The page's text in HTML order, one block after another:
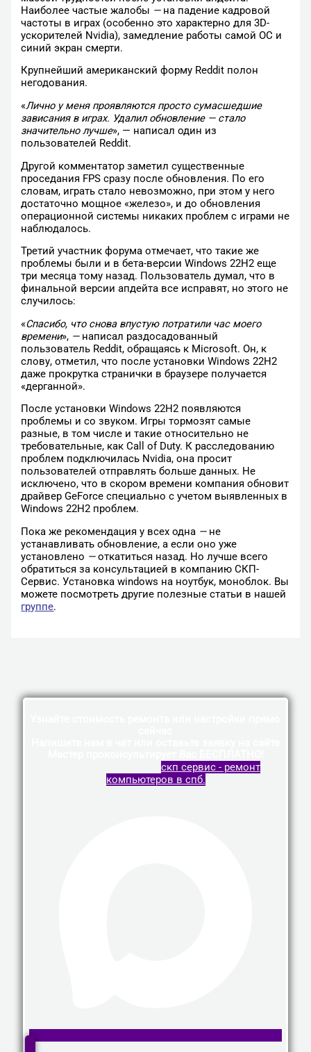
Наиболее частые жалобы —на падение кадровой
частоты в играх (особенно это характерно для 3D-
ускорителей Nvidia), замедление работы самой ОС и
синий экран смерти.
Крупнейший американский форму Reddit полон
негодования.
«Лично у меня проявляются просто сумасшедшие
зависания в играх. Удалил обновление — стало
значительно лучше», — написал один из
пользователей Reddit.
Другой комментатор заметил существенные
проседания FPS сразу после обновления. По его
словам, играть стало невозможно, при этом у него
достаточно мощное «железо», и до обновления
операционной системы никаких проблем с играми не
наблюдалось.
Третий участник форума отмечает, что такие же
проблемы были и в бета-версии Windows 22H2 еще
три месяца тому назад. Пользователь думал, что в
финальной версии апдейта все исправят, но этого не
случилось:
«Спасибо, что снова впустую потратили час моего
времени», —написал раздосадованный
пользователь Reddit, обращаясь к Microsoft. Он, к
слову, отметил, что после установки Windows 22H2
даже прокрутка странички в браузере получается
«дерганной».
После установки Windows 22H2 появляются
проблемы и со звуком. Игры тормозят самые
разные, в том числе и такие относительно не
требовательные, как Call of Duty. К расследованию
проблем подключилась Nvidia, она просит
пользователей отправлять больше данных. Не
исключено, что в скором времени компания обновит
драйвер GeForce специально с учетом выявленных в
Windows 22H2 проблем.
Пока же рекомендация у всех одна —не
устанавливать обновление, а если оно уже
установлено —откатиться назад. Но лучше всего
обратиться за консультацией в компанию СКП-
Сервис. Установка windows на ноутбук, моноблок. Вы
можете посмотреть другие полезные статьи в нашей
группе.
скп сервис - ремонт
компьютеров в спб.